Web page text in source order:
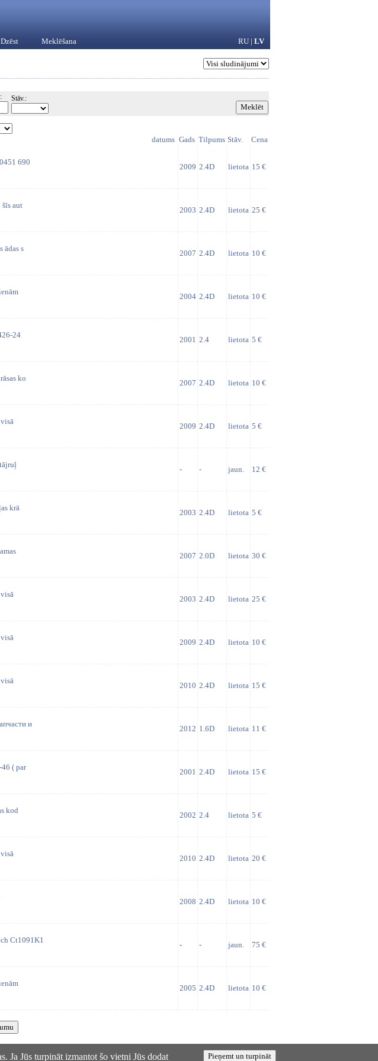
Dzēst Meklēšana RU | LV
Stāv.:
datums Gads Tilpums Stāv. Cena
690
2009 2.4D lietota 15 €
šīs aut
2003 2.4D lietota 25 €
ādas s
2007 2.4D lietota 10 €
2004 2.4D lietota 10 €
24
2001 2.4 lietota 5 €
ko
2007 2.4D lietota 10 €
2009 2.4D lietota 5 €
- - jaun. 12 €
krā
2003 2.4D lietota 5 €
2007 2.0D lietota 30 €
2003 2.4D lietota 25 €
2009 2.4D lietota 10 €
2010 2.4D lietota 15 €
и
2012 1.6D lietota 11 €
( par
2001 2.4D lietota 15 €
kod
2002 2.4 lietota 5 €
2010 2.4D lietota 20 €
2008 2.4D lietota 10 €
Ct1091K1
- - jaun. 75 €
2005 2.4D lietota 10 €
Ja Jūs turpināt izmantot šo vietni Jūs dodat